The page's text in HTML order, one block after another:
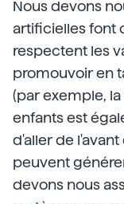
Nous devons
artificielles font
respectent les
promouvoir en
(par exemple,
enfants est
d'aller de
peuvent
devons nous